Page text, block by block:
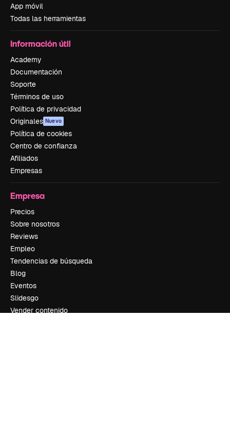
App móvil
Todas las herramientas
Información útil
Academy
Documentación
Soporte
Términos de uso
Política de privacidad
Originales Nuevo
Política de cookies
Centro de confianza
Afiliados
Empresas
Empresa
Precios
Sobre nosotros
Reviews
Empleo
Tendencias de búsqueda
Blog
Eventos
Slidesgo
Vender contenido